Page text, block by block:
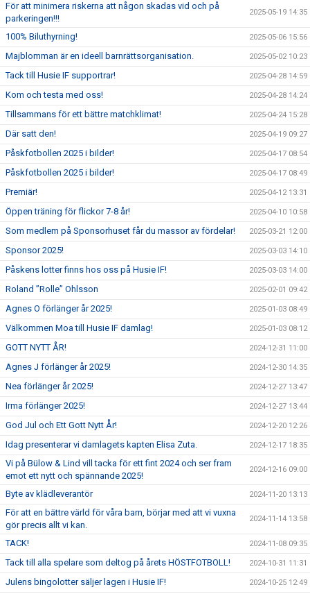
För att minimera riskerna att någon skadas vid och på
parkeringen!!!
2025-05-19 14:35
100% Biluthyrning! 2025-05-06 15:56
Majblomman är en ideell barnrättsorganisation. 2025-05-02 10:23
Tack till Husie IF supportrar! 2025-04-28 14:59
Kom och testa med oss! 2025-04-28 14:24
Tillsammans för ett bättre matchklimat! 2025-04-24 15:28
Där satt den! 2025-04-19 09:27
Påskfotbollen 2025 i bilder! 2025-04-17 08:54
Påskfotbollen 2025 i bilder! 2025-04-17 08:49
Premiär! 2025-04-12 13:31
Öppen träning för flickor 7-8 år! 2025-04-10 10:58
Som medlem på Sponsorhuset får du massor av fördelar! 2025-03-21 12:00
Sponsor 2025! 2025-03-03 14:10
Påskens lotter finns hos oss på Husie IF! 2025-03-03 14:00
Roland ”Rolle” Ohlsson 2025-02-01 09:42
Agnes O förlänger år 2025! 2025-01-03 08:49
Välkommen Moa till Husie IF damlag! 2025-01-03 08:12
GOTT NYTT ÅR! 2024-12-31 11:00
Agnes J förlänger år 2025! 2024-12-30 14:35
Nea förlänger år 2025! 2024-12-27 13:47
Irma förlänger 2025! 2024-12-27 13:44
God Jul och Ett Gott Nytt År! 2024-12-20 12:26
Idag presenterar vi damlagets kapten Elisa Zuta. 2024-12-17 18:35
Vi på Bülow & Lind vill tacka för ett fint 2024 och ser fram
emot ett nytt och spännande 2025!
2024-12-16 09:00
Byte av klädleverantör 2024-11-20 13:13
För att en bättre värld för våra barn, börjar med att vi vuxna
gör precis allt vi kan.
2024-11-14 13:58
TACK! 2024-11-08 09:35
Tack till alla spelare som deltog på årets HÖSTFOTBOLL! 2024-10-31 11:31
Julens bingolotter säljer lagen i Husie IF! 2024-10-25 12:49